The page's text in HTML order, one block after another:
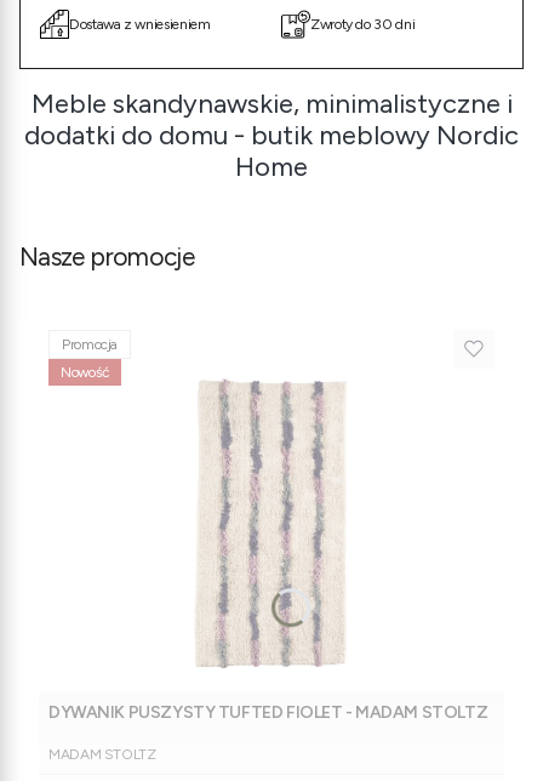
Dostawa z wniesieniem Zwroty do 30 dni
Meble skandynawskie, minimalistyczne i
dodatki do domu - butik meblowy Nordic
Home
Nasze promocje
Promocja
Nowość
DYWANIK PUSZYSTY TUFTED FIOLET - MADAM STOLTZ
PRODUCENT
MADAM STOLTZ